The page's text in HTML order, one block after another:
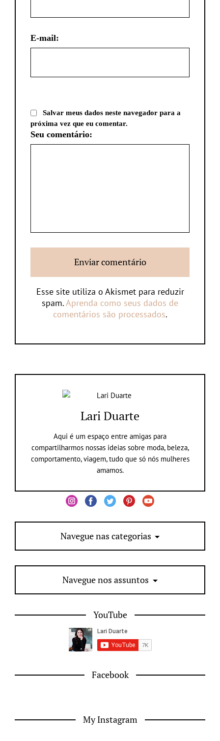
E-mail:
Salvar meus dados neste navegador para a
próxima vez que eu comentar.
Seu comentário:
Esse site utiliza o Akismet para reduzir
spam.Aprenda como seus dados de
comentários são processados.
Lari Duarte
Aqui é um espaço entre amigas para
compartilharmos nossas ideias sobre moda, beleza,
comportamento, viagem, tudo que só nós mulheres
amamos.
Navegue nas categorias
Navegue nos assuntos
YouTube
Facebook
My Instagram